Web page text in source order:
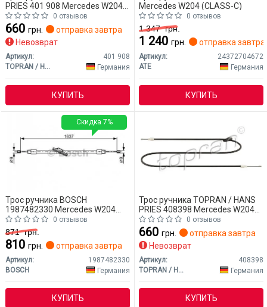
PRIES 401 908 Mercedes W204
(CLASS-C)
0 отзывов
660 грн.
отправка завтра
Невозврат
Артикул:
401 908
TOPRAN / HANS PRIES
Германия
КУПИТЬ
Mercedes W204 (CLASS-C)
0 отзывов
1 347грн.
1 240 грн. отправка завтра
Артикул:
24372704672
ATE
Германия
КУПИТЬ
Трос ручника BOSCH
1987482330 Mercedes W204
(CLASS-C)
0 отзывов
871грн.
810 грн. отправка завтра
Артикул:
1987482330
BOSCH
Германия
КУПИТЬ
Скидка 7%
Трос ручника TOPRAN / HANS
PRIES 408398 Mercedes W204
(CLASS-C)
0 отзывов
660 грн.
отправка завтра
Невозврат
Артикул:
408398
TOPRAN / HANS PRIES
Германия
КУПИТЬ